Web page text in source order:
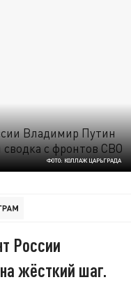
ФОТО: КОЛЛАЖ ЦАРЬГРАДА
России
жёсткий шаг.